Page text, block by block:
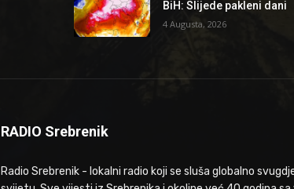
BiH: Slijede pakleni dani
4 Augusta, 2026
RADIO Srebrenik
Radio Srebrenik - lokalni radio koji se sluša globalno